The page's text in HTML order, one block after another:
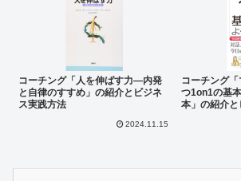
コーチング「人を伸ばす力―内発
と自律のすすめ」の紹介とビジネ
ス実践方法
2024.11.15
コーチング
つ1on1の基
本」の紹介